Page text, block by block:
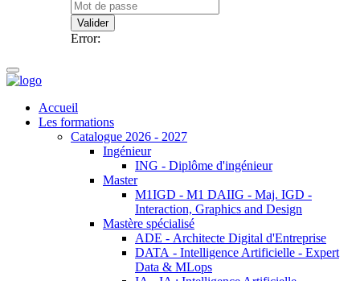
Valider
Error:
Accueil
Les formations
Catalogue 2026 - 2027
Ingénieur
ING - Diplôme d'ingénieur
Master
M1IGD - M1 DAIIG - Maj. IGD -
Interaction, Graphics and Design
Mastère spécialisé
ADE - Architecte Digital d'Entreprise
DATA - Intelligence Artificielle - Expert
Data & MLops